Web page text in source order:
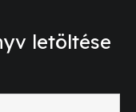
letöltése